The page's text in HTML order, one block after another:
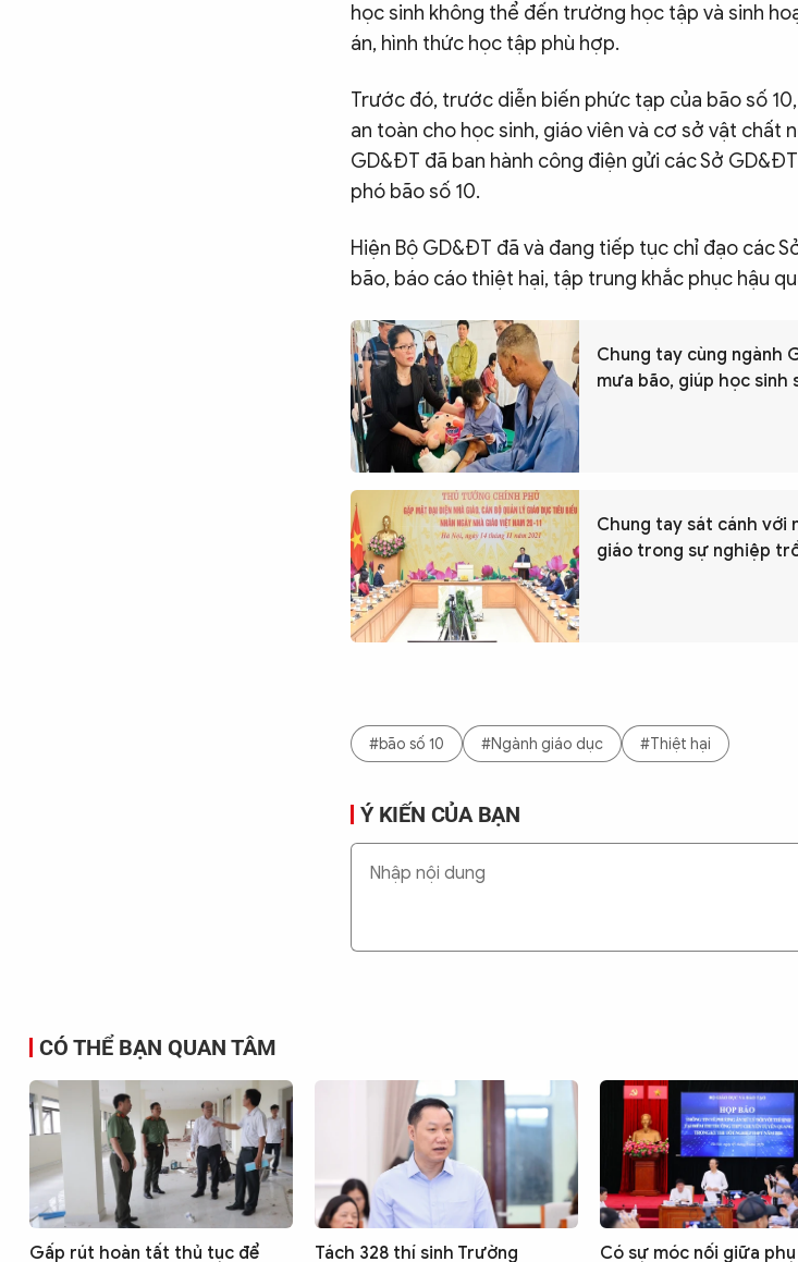
học sinh không thể đến trường học tập và sinh
án, hình thức học tập phù hợp.
Trước đó, trước diễn biến phức tạp của bão số
an toàn cho học sinh, giáo viên và cơ sở vật chất
GD&ĐT đã ban hành công điện gửi các Sở
phó bão số 10.
Hiện Bộ GD&ĐT đã và đang tiếp tục chỉ đạo các
bão, báo cáo thiệt hại, tập trung khắc phục hậu
Chung tay cùng ngành
mưa bão, giúp học
Chung tay sát cánh với
giáo trong sự nghiệp
#bão số 10 #Ngành giáo dục #Thiệt hại
Ý KIẾN CỦA BẠN
CÓ THỂ BẠN QUAN TÂM
Gấp rút hoàn tất thủ tục để Tách 328 thí sinh Trường Có sự móc nối giữa